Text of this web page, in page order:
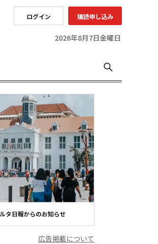
ログイン 購読申し込み
2026年8月7日金曜日
タ日報からのお知らせ
広告掲載について